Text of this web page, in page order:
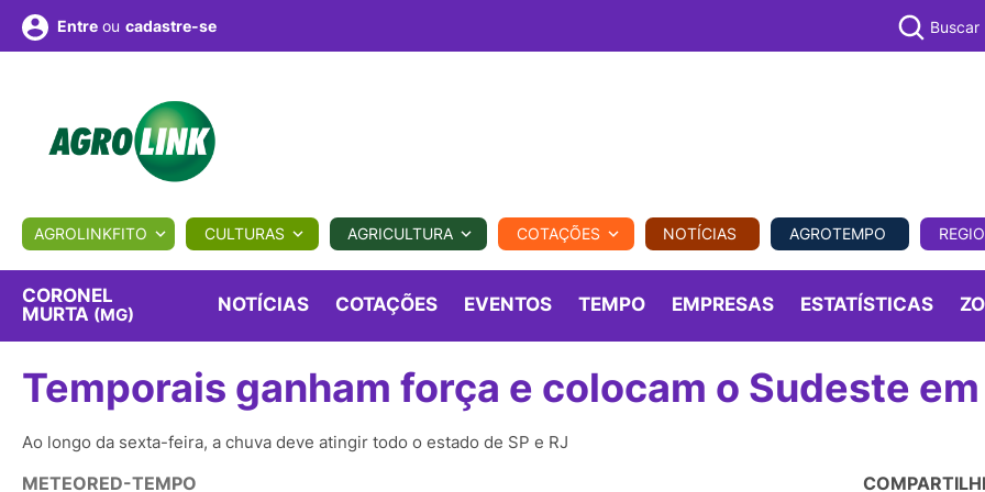
BIOLÓGICOS COTAÇÕES NOTÍCIAS AGROTEMPO REGIONAL COMERCIAL AGROVIAGENS
Conversor Colunistas
Vídeos
Entre ou cadastre-se Buscar
AGROLINKFITO CULTURAS AGRICULTURA COTAÇÕES NOTÍCIAS AGROTEMPO
CORONEL
MURTA (MG) NOTÍCIAS COTAÇÕES EVENTOS TEMPO EMPRESAS ESTATÍSTICAS
Temporais ganham força e colocam o Sudeste
Ao longo da sexta-feira, a chuva deve atingir todo o estado de SP e RJ
METEORED-TEMPO